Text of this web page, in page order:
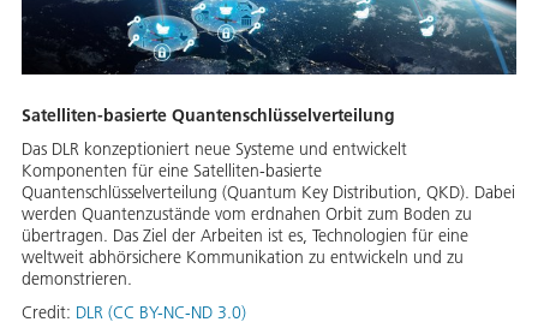
Satelliten-basierte Quantenschlüsselverteilung
Das DLR konzeptioniert neue Systeme und entwickelt
Komponenten für eine Satelliten-basierte
Quantenschlüsselverteilung (Quantum Key Distribution, QKD). Dabei
werden Quantenzustände vom erdnahen Orbit zum Boden zu
übertragen. Das Ziel der Arbeiten ist es, Technologien für eine
weltweit abhörsichere Kommunikation zu entwickeln und zu
demonstrieren.
Credit: DLR (CC BY-NC-ND 3.0)